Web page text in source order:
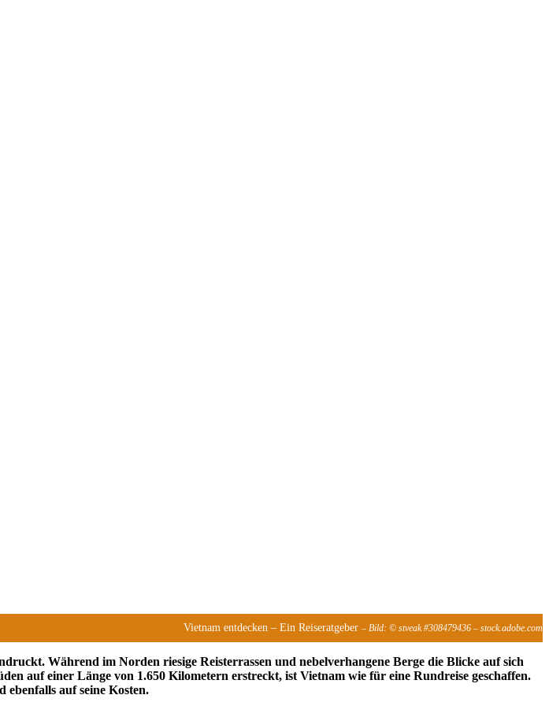
Vietnam entdecken – Ein Reiseratgeber – Bild: © stveak #308479436 – stock.adobe.com
Während im Norden riesige Reisterrassen und nebelverhangene Berge die Blicke auf sich
auf einer Länge von 1.650 Kilometern erstreckt, ist Vietnam wie für eine Rundreise geschaffen.
ebenfalls auf seine Kosten.